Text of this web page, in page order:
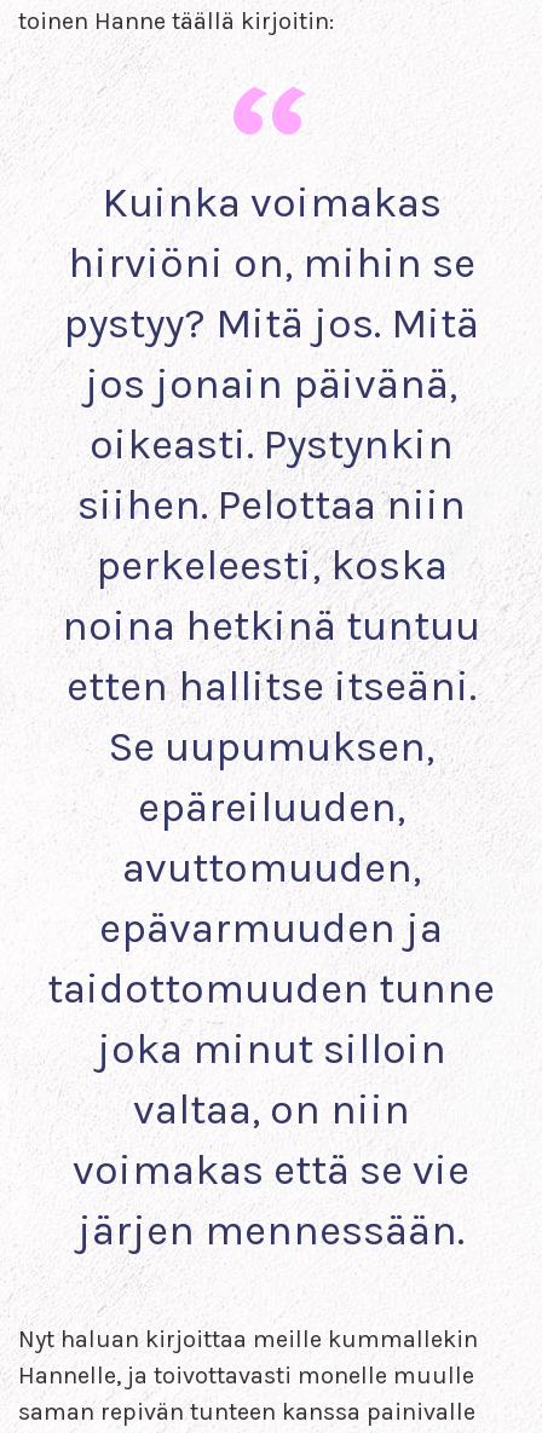
toinen Hanne täällä kirjoitin:
Kuinka voimakas
hirviöni on, mihin se
pystyy? Mitä jos. Mitä
jos jonain päivänä,
oikeasti. Pystynkin
siihen. Pelottaa niin
perkeleesti, koska
noina hetkinä tuntuu
etten hallitse itseäni.
Se uupumuksen,
epäreiluuden,
avuttomuuden,
epävarmuuden ja
taidottomuuden tunne
joka minut silloin
valtaa, on niin
voimakas että se vie
järjen mennessään.
Nyt haluan kirjoittaa meille kummallekin
Hannelle, ja toivottavasti monelle muulle
saman repivän tunteen kanssa painivalle